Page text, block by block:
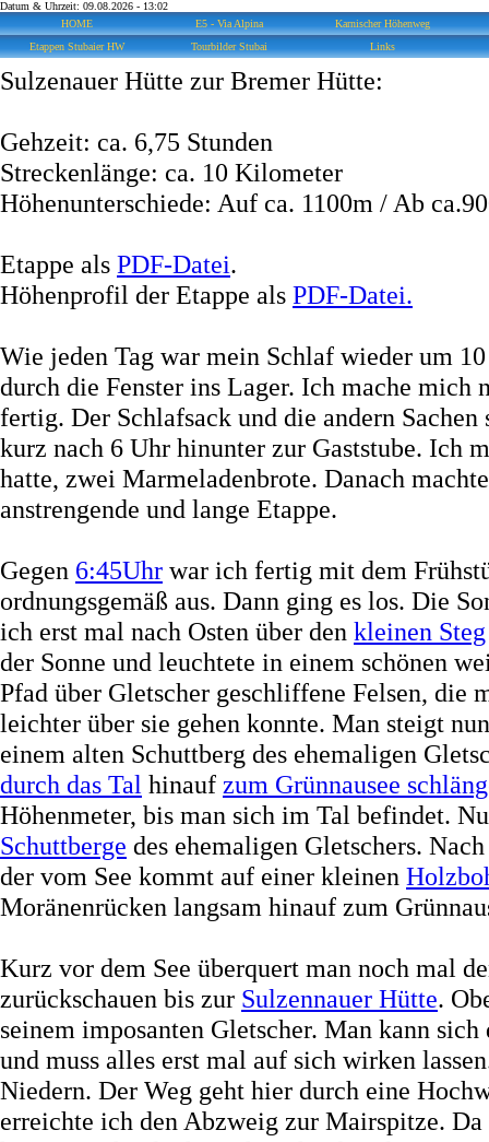
Datum & Uhrzeit: 09.08.2026 - 13:02
HOME
E5 - Via Alpina
Karnischer Höhenweg
Etappen Stubaier HW
Tourbilder Stubai Links
Sulzenauer Hütte zur Bremer Hütte:
Gehzeit: ca. 6,75 Stunden
Streckenlänge: ca. 10 Kilometer
Höhenunterschiede: Auf ca. 1100m / Ab
Etappe als PDF-Datei.
Höhenprofil der Etappe als PDF-Datei.
Wie jeden Tag war mein Schlaf wieder um
durch die Fenster ins Lager. Ich mache
fertig. Der Schlafsack und die andern
kurz nach 6 Uhr hinunter zur Gaststube. Ich
hatte, zwei Marmeladenbrote. Danach
anstrengende und lange Etappe.
Gegen 6:45Uhr war ich fertig mit dem
ordnungsgemäß aus. Dann ging es los. Die
ich erst mal nach Osten über den kleinen Steg
der Sonne und leuchtete in einem schönen
Pfad über Gletscher geschliffene Felsen, die
leichter über sie gehen konnte. Man steigt
einem alten Schuttberg des ehemaligen
durch das Tal hinauf zum Grünnausee
Höhenmeter, bis man sich im Tal befindet.
Schuttberge des ehemaligen Gletschers.
der vom See kommt auf einer kleinen
Moränenrücken langsam hinauf zum
Kurz vor dem See überquert man noch mal
zurückschauen bis zur Sulzennauer Hütte.
seinem imposanten Gletscher. Man kann
und muss alles erst mal auf sich wirken
Niedern. Der Weg geht hier durch eine
erreichte ich den Abzweig zur Mairspitze.